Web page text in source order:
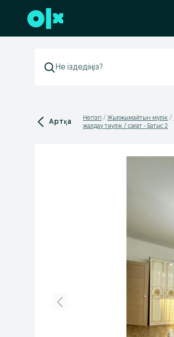
Төменгі деректемеге өту
Артқа Негізгі Жылжымайтын мүлік
жалдау тәулік / сағат - Батыс 2